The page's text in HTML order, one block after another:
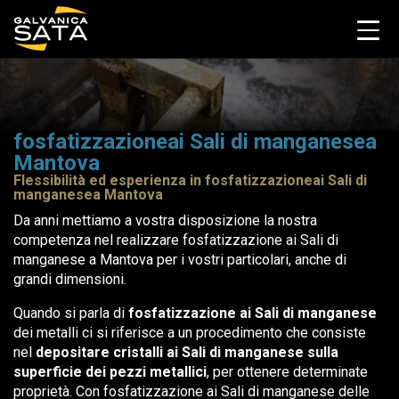
fosfatizzazioneai Sali di manganesea
Mantova
Flessibilità ed esperienza in fosfatizzazioneai Sali di
manganesea Mantova
Da anni mettiamo a vostra disposizione la nostra
competenza nel realizzare fosfatizzazione ai Sali di
manganese a Mantova per i vostri particolari, anche di
grandi dimensioni.
Quando si parla di fosfatizzazione ai Sali di manganese
dei metalli ci si riferisce a un procedimento che consiste
nel depositare cristalli ai Sali di manganese sulla
superficie dei pezzi metallici, per ottenere determinate
proprietà. Con fosfatizzazione ai Sali di manganese delle